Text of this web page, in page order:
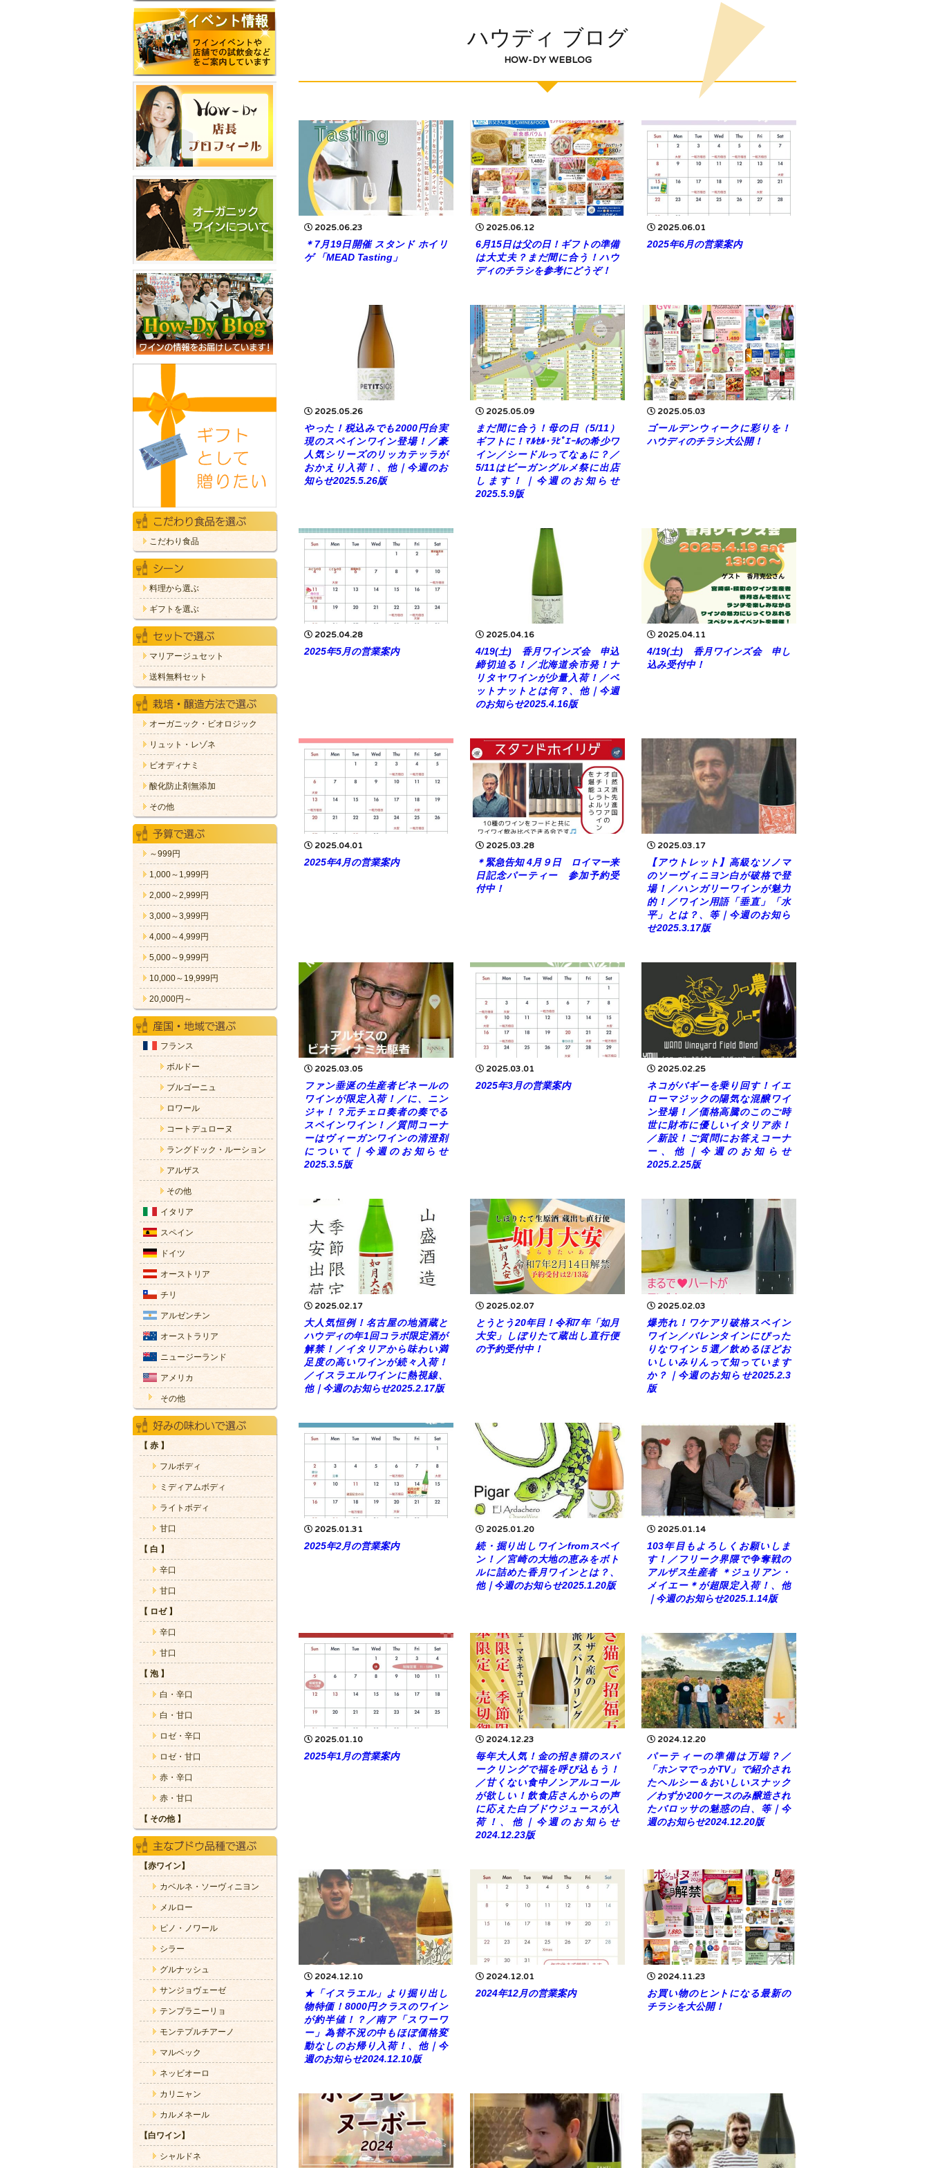
ハウディ ブログ
HOW-DY WEBLOG
2025.06.23
＊7月19日開催 スタンド ホイリ
ゲ 「MEAD Tasting」
2025.06.12
6月15日は父の日！ギフトの準備
は大丈夫？まだ間に合う！ハウ
ディのチラシを参考にどうぞ！
2025.06.01
2025年6月の営業案内
2025.05.26
やった！税込みでも2000円台実
現のスペインワイン登場！／豪
人気シリーズのリッカテッラが
おかえり入荷！、他｜今週のお
知らせ2025.5.26版
2025.05.09
まだ間に合う！母の日（5/11）
ギフトに！ﾏﾙｾﾙ･ﾗﾋﾟｴｰﾙの希少ワ
イン／シードルってなぁに？／
5/11はビーガングルメ祭に出店
します！｜今週のお知らせ
2025.5.9版
2025.05.03
ゴールデンウィークに彩りを！
ハウディのチラシ大公開！
2025.04.28
2025年5月の営業案内
2025.04.16
4/19(土) 香月ワインズ会 申込
締切迫る！／北海道余市発！ナ
リタヤワインが少量入荷！／ペ
ットナットとは何？、他｜今週
のお知らせ2025.4.16版
2025.04.11
4/19(土) 香月ワインズ会 申し
込み受付中！
2025.04.01
2025年4月の営業案内
2025.03.28
＊緊急告知 4月９日 ロイマー来
日記念パーティー 参加予約受
付中！
2025.03.17
【アウトレット】高級なソノマ
のソーヴィニヨン白が破格で登
場！／ハンガリーワインが魅力
的！／ワイン用語「垂直」「水
平」とは？、等｜今週のお知ら
せ2025.3.17版
2025.03.05
ファン垂涎の生産者ビネールの
ワインが限定入荷！／に、ニン
ジャ！？元チェロ奏者の奏でる
スペインワイン！／質問コーナ
ーはヴィーガンワインの清澄剤
について｜今週のお知らせ
2025.3.5版
2025.03.01
2025年3月の営業案内
2025.02.25
ネコがバギーを乗り回す！イエ
ローマジックの陽気な混醸ワイ
ン登場！／価格高騰のこのご時
世に財布に優しいイタリア赤！
／新設！ご質問にお答えコーナ
ー、他｜今週のお知らせ
2025.2.25版
2025.02.17
大人気恒例！名古屋の地酒蔵と
ハウディの年1回コラボ限定酒が
解禁！／イタリアから味わい満
足度の高いワインが続々入荷！
／イスラエルワインに熱視線、
他｜今週のお知らせ2025.2.17版
2025.02.07
とうとう20年目！令和7年「如月
大安」しぼりたて蔵出し直行便
の予約受付中！
2025.02.03
爆売れ！ワケアリ破格スペイン
ワイン／バレンタインにぴった
りなワイン５選／飲めるほどお
いしいみりんって知っています
か？｜今週のお知らせ2025.2.3
版
2025.01.31
2025年2月の営業案内
2025.01.20
続・掘り出しワインfromスペイ
ン！／宮崎の大地の恵みをボト
ルに詰めた香月ワインとは？、
他｜今週のお知らせ2025.1.20版
2025.01.14
103年目もよろしくお願いしま
す！／フリーク界隈で争奪戦の
アルザス生産者 ＊ジュリアン・
メイエー＊が超限定入荷！、他
｜今週のお知らせ2025.1.14版
2025.01.10
2025年1月の営業案内
2024.12.23
毎年大人気！金の招き猫のスパ
ークリングで福を呼び込もう！
／甘くない食中ノンアルコール
が欲しい！飲食店さんからの声
に応えた白ブドウジュースが入
荷！、他｜今週のお知らせ
2024.12.23版
2024.12.20
パーティーの準備は万端？／
「ホンマでっかTV」で紹介され
たヘルシー＆おいしいスナック
／わずか200ケースのみ醸造され
たバロッサの魅惑の白、等｜今
週のお知らせ2024.12.20版
2024.12.10
★「イスラエル」より掘り出し
物特価！8000円クラスのワイン
が約半値！？／南ア「スワーワ
ー」為替不況の中もほぼ価格変
動なしのお帰り入荷！、他｜今
週のお知らせ2024.12.10版
2024.12.01
2024年12月の営業案内
2024.11.23
お買い物のヒントになる最新の
チラシを大公開！
こだわり食品
料理から選ぶ
ギフトを選ぶ
マリアージュセット
送料無料セット
オーガニック・ビオロジック
リュット・レゾネ
ビオディナミ
酸化防止剤無添加
その他
～999円
1,000～1,999円
2,000～2,999円
3,000～3,999円
4,000～4,999円
5,000～9,999円
10,000～19,999円
20,000円～
フランス
ボルドー
ブルゴーニュ
ロワール
コートデュローヌ
ラングドック・ルーション
アルザス
その他
イタリア
スペイン
ドイツ
オーストリア
チリ
アルゼンチン
オーストラリア
ニュージーランド
アメリカ
その他
【 赤 】
フルボディ
ミディアムボディ
ライトボディ
甘口
【 白 】
辛口
甘口
【 ロゼ 】
辛口
甘口
【 泡 】
白・辛口
白・甘口
ロゼ・辛口
ロゼ・甘口
赤・辛口
赤・甘口
【 その他 】
【赤ワイン】
カベルネ・ソーヴィニヨン
メルロー
ピノ・ノワール
シラー
グルナッシュ
サンジョヴェーゼ
テンプラニーリョ
モンテプルチアーノ
マルベック
ネッビオーロ
カリニャン
カルメネール
【白ワイン】
シャルドネ